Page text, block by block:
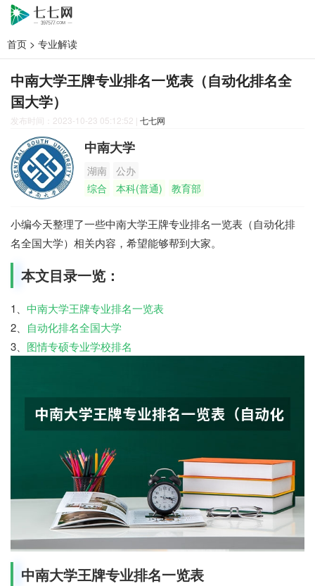
首页 > 专业解读
中南大学王牌专业排名一览表（自动化排名全
国大学）
发布时间：2023-10-23 05:12:52 | 七七网
中南大学
湖南
公办
综合
本科(普通) 教育部
小编今天整理了一些中南大学王牌专业排名一览表（自动化排
名全国大学）相关内容，希望能够帮到大家。
本文目录一览：
1、 中南大学王牌专业排名一览表
2、 自动化排名全国大学
3、 图情专硕专业学校排名
中南大学王牌专业排名一览表